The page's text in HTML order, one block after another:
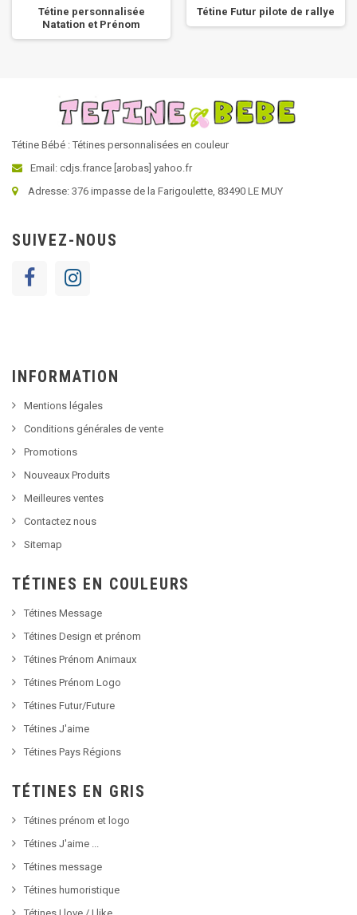
Tétine personnalisée
Natation et Prénom
Tétine Futur pilote de rallye
Tétine Bébé : Tétines personnalisées en couleur
Email: cdjs.france [arobas] yahoo.fr
Adresse: 376 impasse de la Farigoulette, 83490 LE MUY
SUIVEZ-NOUS
INFORMATION
Mentions légales
Conditions générales de vente
Promotions
Nouveaux Produits
Meilleures ventes
Contactez nous
Sitemap
TÉTINES EN COULEURS
Tétines Message
Tétines Design et prénom
Tétines Prénom Animaux
Tétines Prénom Logo
Tétines Futur/Future
Tétines J'aime
Tétines Pays Régions
TÉTINES EN GRIS
Tétines prénom et logo
Tétines J'aime ...
Tétines message
Tétines humoristique